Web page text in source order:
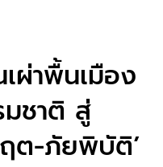
ผ่าพื้นเมือง
มชาติ สู่
ต-ภัยพิบัติ’